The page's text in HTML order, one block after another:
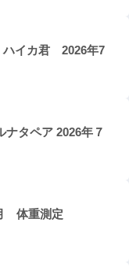
イカ君 2026年7
ナタペア 2026年７
体重測定